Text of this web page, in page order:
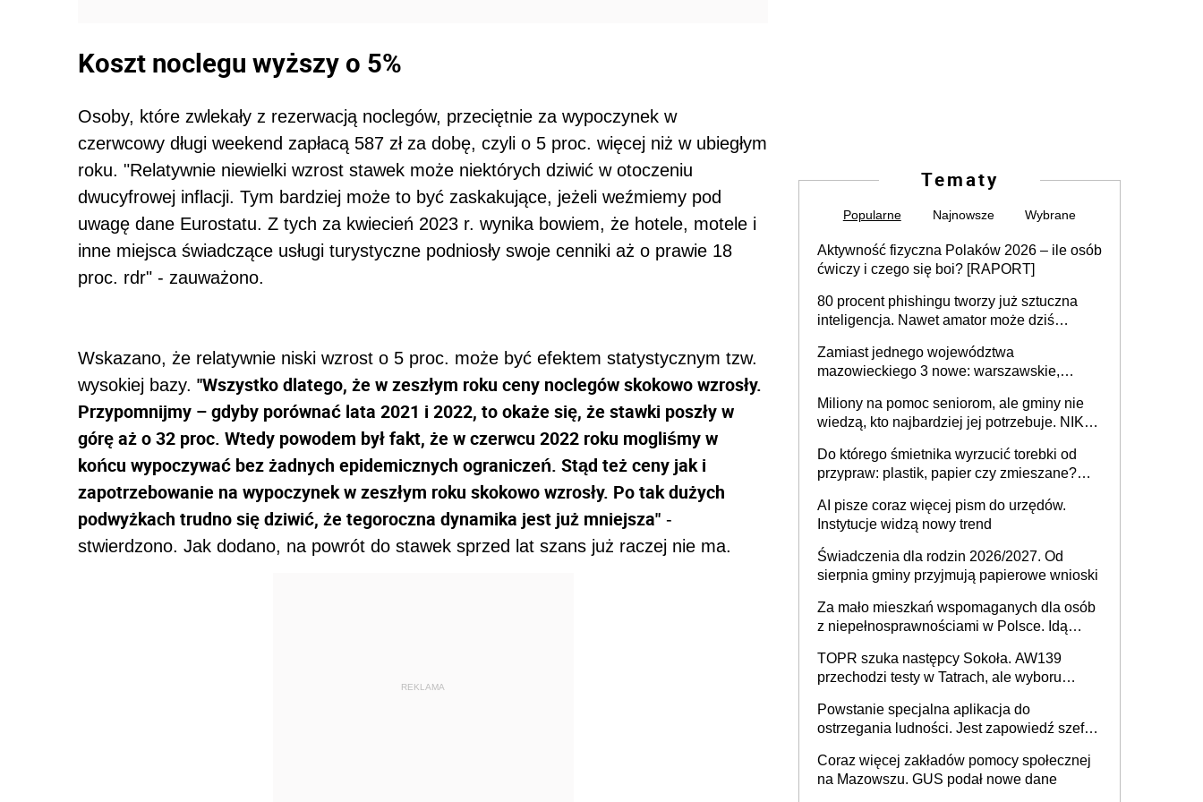
Koszt noclegu wyższy o 5%
Osoby, które zwlekały z rezerwacją noclegów, przeciętnie za wypoczynek w
czerwcowy długi weekend zapłacą 587 zł za dobę, czyli o 5 proc. więcej niż w ubiegłym
roku. "Relatywnie niewielki wzrost stawek może niektórych dziwić w otoczeniu
dwucyfrowej inflacji. Tym bardziej może to być zaskakujące, jeżeli weźmiemy pod
uwagę dane Eurostatu. Z tych za kwiecień 2023 r. wynika bowiem, że hotele, motele i
inne miejsca świadczące usługi turystyczne podniosły swoje cenniki aż o prawie 18
proc. rdr" - zauważono.
Wskazano, że relatywnie niski wzrost o 5 proc. może być efektem statystycznym tzw.
wysokiej bazy. "Wszystko dlatego, że w zeszłym roku ceny noclegów skokowo wzrosły.
Przypomnijmy – gdyby porównać lata 2021 i 2022, to okaże się, że stawki poszły w
górę aż o 32 proc. Wtedy powodem był fakt, że w czerwcu 2022 roku mogliśmy w
końcu wypoczywać bez żadnych epidemicznych ograniczeń. Stąd też ceny jak i
zapotrzebowanie na wypoczynek w zeszłym roku skokowo wzrosły. Po tak dużych
podwyżkach trudno się dziwić, że tegoroczna dynamika jest już mniejsza" -
stwierdzono. Jak dodano, na powrót do stawek sprzed lat szans już raczej nie ma.
REKLAMA
Tematy
Popularne Najnowsze Wybrane
Aktywność fizyczna Polaków 2026 – ile osób
ćwiczy i czego się boi? [RAPORT]
80 procent phishingu tworzy już sztuczna
inteligencja. Nawet amator może dziś
Zamiast jednego województwa
mazowieckiego 3 nowe: warszawskie,
Europie nie ma tak dużych jednostek
stołecznych
Miliony na pomoc seniorom, ale gminy nie
wiedzą, kto najbardziej jej potrzebuje. NIK
Do którego śmietnika wyrzucić torebki od
przypraw: plastik, papier czy zmieszane?
AI pisze coraz więcej pism do urzędów.
Instytucje widzą nowy trend
Świadczenia dla rodzin 2026/2027. Od
sierpnia gminy przyjmują papierowe wnioski
Za mało mieszkań wspomaganych dla osób
z niepełnosprawnościami w Polsce. Idą
TOPR szuka następcy Sokoła. AW139
przechodzi testy w Tatrach, ale wyboru
Powstanie specjalna aplikacja do
ostrzegania ludności. Jest zapowiedź szefa
Coraz więcej zakładów pomocy społecznej
na Mazowszu. GUS podał nowe dane